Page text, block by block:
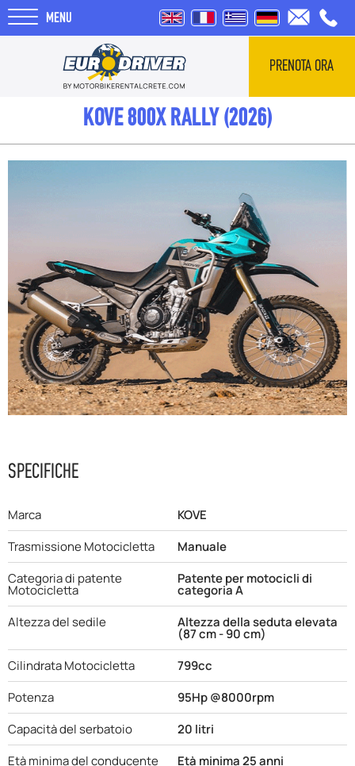
MENU
PRENOTA ORA
NOLEGGI
TOUR
BLOG
F.A.Q
KOVE 800X RALLY (2026)
SPECIFICHE
Marca
KOVE
Trasmissione Motocicletta
Manuale
Categoria di patente
Motocicletta
Patente per motocicli di
categoria A
Altezza del sedile
Altezza della seduta elevata
(87 cm - 90 cm)
Cilindrata Motocicletta
799cc
Potenza
95Hp @8000rpm
Capacità del serbatoio
20 litri
Età minima del conducente
Età minima 25 anni